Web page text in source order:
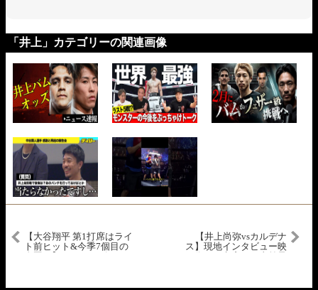
「井上」カテゴリーの関連画像
【大谷翔平 第1打席はライ
ト前ヒット&今季7個目の
【井上尚弥vsカルデナ
ス】現地インタビュー映